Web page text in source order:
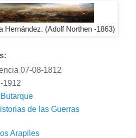
Hernández. (Adolf Northen-1863)
07-08-1812
1912
de las Guerras
Arapiles